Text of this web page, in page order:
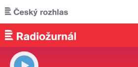
Přejít k hlavnímu obsahu